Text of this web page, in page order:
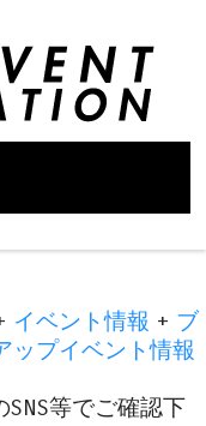
イベント情報 + ブ
ップイベント情報
等でご確認下